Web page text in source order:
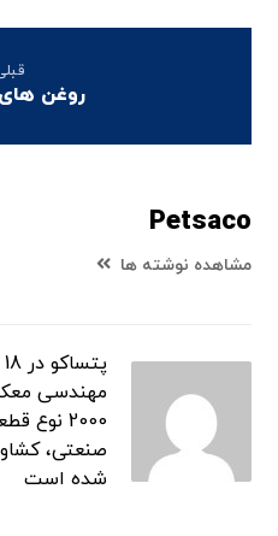
روغن
Petsaco
مشاهده نوشته ها
مهندسی
2000
صنعتی،
شده است